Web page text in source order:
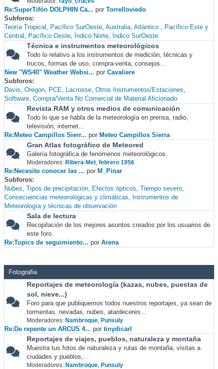
Re:SuperTifón DOLPHIN Ca... por Torrelloviedo
Subforos
Teoría Tropical
Pacífico SurOeste Australia Atlántico
Pacífico Este y
Central
Pacífico Oeste Índico Norte Índico SurOeste
Técnica e instrumentos meteorológicos
Todo lo relativo a los instrumentos de medición, técnicas y
trucos, formas de uso, compra-venta, consejos...
New "WS40" Weather Websi... por Cavaliere
Subforos
Davis Oregon PCE Lacrosse Otros Instrumentos/Estaciones
Software Compra/Venta No Comercial de Material Aficionado
Revista RAM y otros medios de comunicación
Todo lo que se habla de la meteorología en prensa, radio,
televisión, internet...
Re:Meteo Campillos Sierr... por Meteo Campillos Sierra
Gran Atlas fotográfico de Meteored
Galería fotográfica de fenómenos meteorológicos.
Moderadores: Ribera-Met, febrero 1956
Re:Necesito conocer las ... por M_Pinar
Subforos
Nubes Tipos de precipitación Efectos ópticos Tiempo severo
Consecuencias meteorológicas y climáticas
Instrumentos de
Meteorología y técnicas de observación
Sala de lectura
Recopilación de los mejores asuntos creados por los usuarios de
este foro.
Re:Topics de seguimiento... por Arena
Fotografia
Reportajes de meteorología (kazas, nubes, puestas de
sol, nieve...)
Foro para que publiquemos todos nuestros reportajes, ya sean de
tormentas, nevadas, nubes, atardeceres...
Moderadores: Nambroque, Punsuly
Re:De repente un ARCUS 4... por tinydicarl
Reportajes de viajes, pueblos, naturaleza y montaña
Muestra tus fotos de naturaleza y rutas de montaña, visitas a
ciudades y pueblos,...
Moderadores: Nambroque, Punsuly